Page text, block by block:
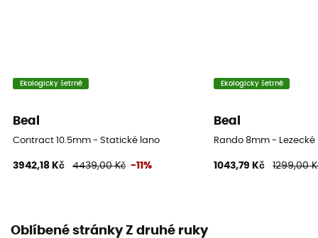
Přečtěte si příbalový leták
Individuální ochranné vybavení
Ekologicky šetrné
Beal
Contract 10.5mm - Statické lano
3942,18 Kč 4439,00 Kč -11%
Ekologicky šetrné
Beal
Rando 8mm - Lezecké
1043,79 Kč 1299,00
Oblíbené stránky Z druhé ruky